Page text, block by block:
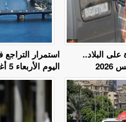
استمرار
اليوم الأربعاء 5 أغسطس 2026
البلاد..